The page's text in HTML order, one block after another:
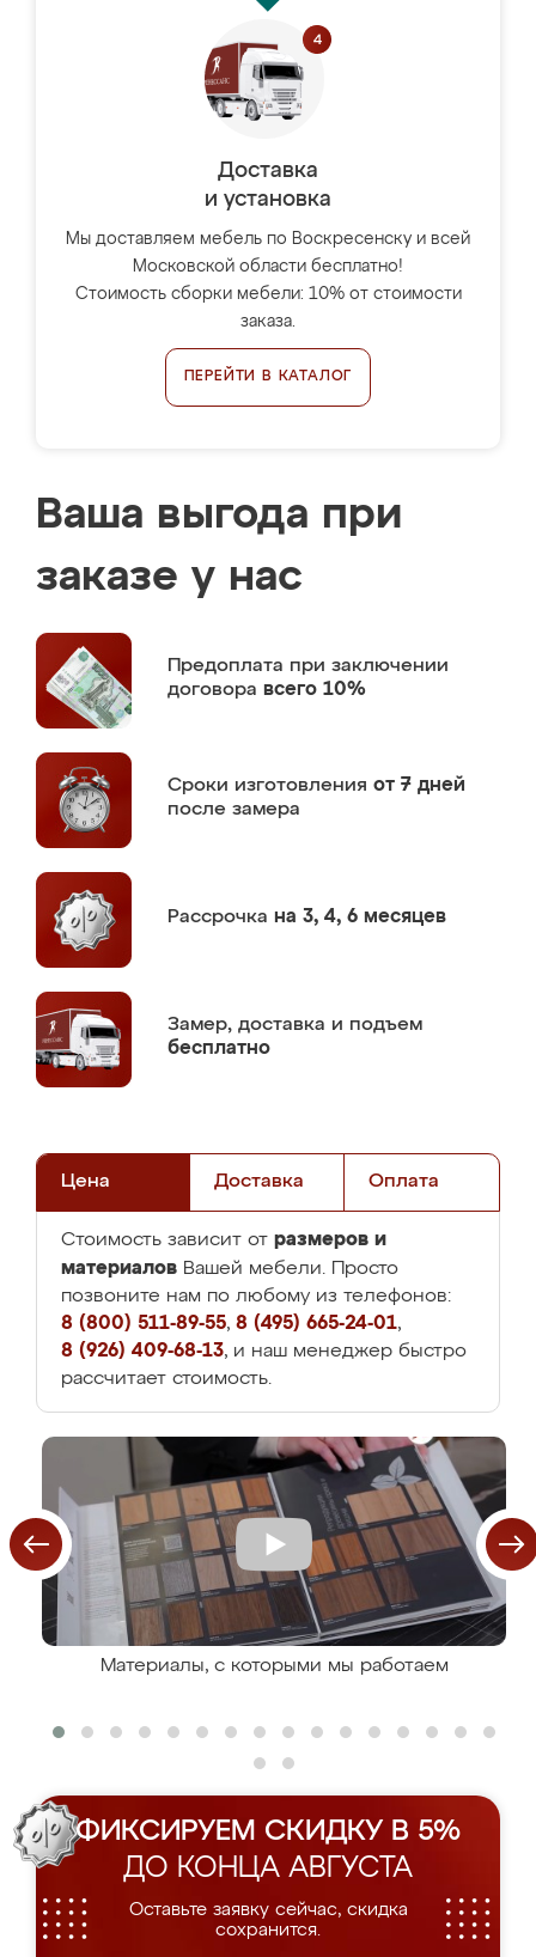
Доставка
и установка
Мы доставляем мебель по Воскресенску и всей
Московской области бесплатно!
Стоимость сборки мебели: 10% от стоимости
заказа.
ПЕРЕЙТИ В КАТАЛОГ
Ваша выгода при
заказе у нас
Предоплата при заключении
договора всего 10%
Сроки изготовления от 7 дней
после замера
Рассрочка на 3, 4, 6 месяцев
Замер, доставка и подъем
бесплатно
Цена Доставка Оплата
Стоимость зависит от размеров и
материалов Вашей мебели. Просто
позвоните нам по любому из телефонов:
8 (800) 511-89-55, 8 (495) 665-24-01,
8 (926) 409-68-13, и наш менеджер быстро
рассчитает стоимость.
Материалы, с которыми мы работаем
ФИКСИРУЕМ СКИДКУ В 5%
ДО КОНЦА АВГУСТА
Оставьте заявку сейчас, скидка
сохранится.